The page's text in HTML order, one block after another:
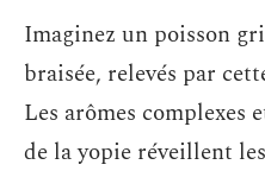
Imaginez un poisson
braisée, relevés par
Les arômes complexes
de la yopie réveillent